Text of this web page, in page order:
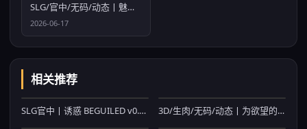
SLG/官中/无码/动态丨魅魔赐福/Succubless v10.05.26 【20260612】
2026-06-17
相关推荐
SLG官中丨诱惑 BEGUILED v0.2.1 【20260612】 3D/生肉/无码/动态丨为欲望的世界献上祝福！/為欲望的世界獻上祝福！/ God's Blessing On That Desire World! 【20260530】